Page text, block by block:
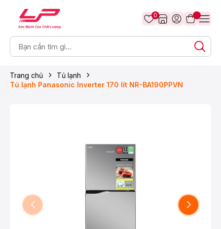
0
Trang chủ
Tủ lạnh
Tủ lạnh Panasonic Inverter 170 lít NR-BA190PPVN